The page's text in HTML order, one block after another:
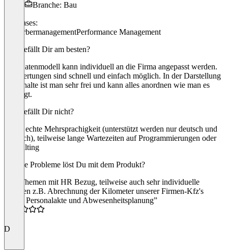
Branche: Bau
Use cases:
BewerbermanagementPerformance Management
Was gefällt Dir am besten?
Das Datenmodell kann individuell an die Firma angepasst werden.
Auswertungen sind schnell und einfach möglich. In der Darstellung
der Inhalte ist man sehr frei und kann alles anordnen wie man es
benötigt.
Was gefällt Dir nicht?
Keine echte Mehrsprachigkeit (unterstützt werden nur deutsch und
englisch), teilweise lange Wartezeiten auf Programmierungen oder
Consulting
Welche Probleme löst Du mit dem Produkt?
Alle Themen mit HR Bezug, teilweise auch sehr individuelle
Themen z.B. Abrechnung der Kilometer unserer Firmen-Kfz's
“Tolle Personalakte und Abwesenheitsplanung”
D